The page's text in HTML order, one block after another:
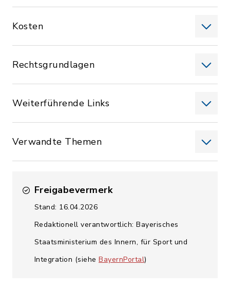
Kosten
Rechtsgrundlagen
Weiterführende Links
Verwandte Themen
Freigabevermerk
Stand: 16.04.2026
Redaktionell verantwortlich: Bayerisches
Staatsministerium des Innern, für Sport und
Integration (siehe BayernPortal)